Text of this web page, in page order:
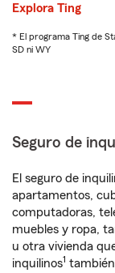
Explora Ting
* El programa Ting de
SD ni WY
Seguro de
El seguro de
apartamentos,
computadoras,
muebles y ropa,
u otra vivienda
inquilinos1